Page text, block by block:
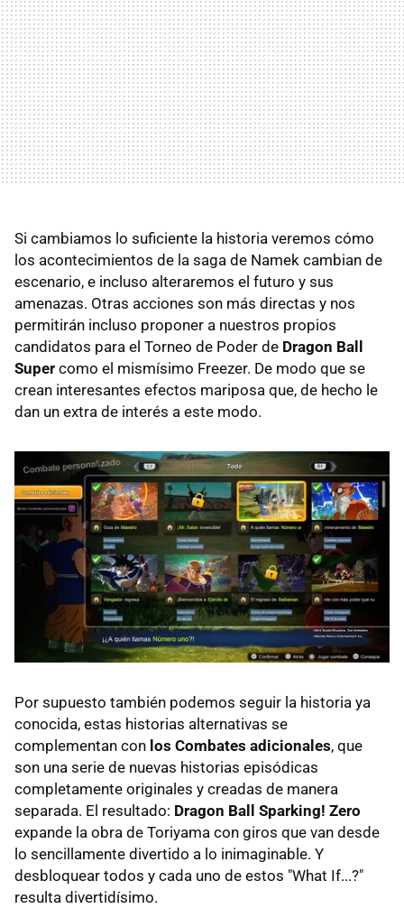
Si cambiamos lo suficiente la historia veremos cómo
los acontecimientos de la saga de Namek cambian de
escenario, e incluso alteraremos el futuro y sus
amenazas. Otras acciones son más directas y nos
permitirán incluso proponer a nuestros propios
candidatos para el Torneo de Poder de Dragon Ball
Super como el mismísimo Freezer. De modo que se
crean interesantes efectos mariposa que, de hecho le
dan un extra de interés a este modo.
Por supuesto también podemos seguir la historia ya
conocida, estas historias alternativas se
complementan con los Combates adicionales, que
son una serie de nuevas historias episódicas
completamente originales y creadas de manera
separada. El resultado: Dragon Ball Sparking! Zero
expande la obra de Toriyama con giros que van desde
lo sencillamente divertido a lo inimaginable. Y
desbloquear todos y cada uno de estos "What If...?"
resulta divertidísimo.